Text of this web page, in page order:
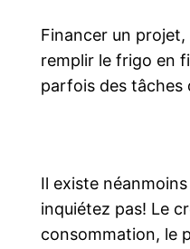
Financer un
remplir le frigo en
parfois des tâches
Il existe
inquiétez pas! Le
consommation, le